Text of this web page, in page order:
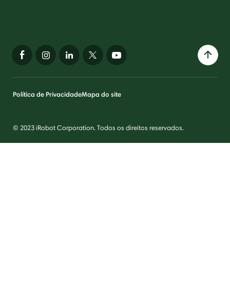
Política de PrivacidadeMapa do site
© 2023 iRobot Corporation. Todos os direitos reservados.